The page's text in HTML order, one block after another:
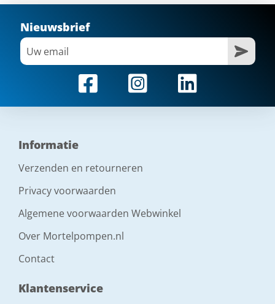
Nieuwsbrief
Informatie
Verzenden en retourneren
Privacy voorwaarden
Algemene voorwaarden Webwinkel
Over Mortelpompen.nl
Contact
Klantenservice